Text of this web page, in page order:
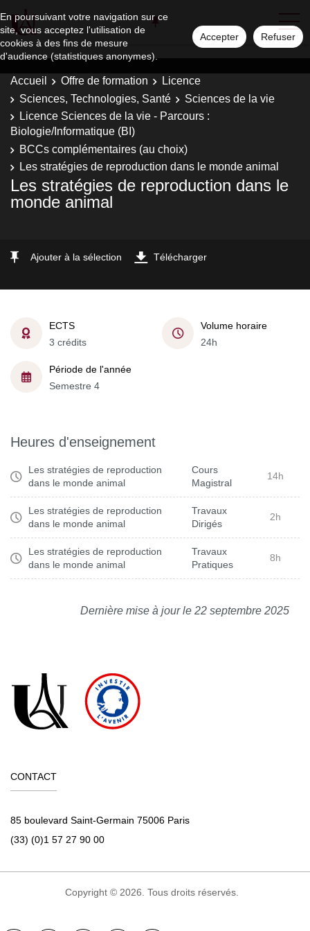
En poursuivant votre navigation sur ce
site, vous acceptez l'utilisation de
cookies à des fins de mesure
d'audience (statistiques anonymes).
Accepter Refuser
Accueil Offre de formation
Licence
Sciences, Technologies, Santé
Sciences de la vie
Licence Sciences de la vie - Parcours :
Biologie/Informatique (BI)
BCCs complémentaires (au choix)
Les stratégies de reproduction dans le monde animal
Les stratégies de reproduction dans le
monde animal
Ajouter à la sélection Télécharger
ECTS
3 crédits
Volume horaire
24h
Période de l'année
Semestre 4
Heures d'enseignement
Les stratégies de reproduction
dans le monde animal
Cours
Magistral
14h
Les stratégies de reproduction
dans le monde animal
Travaux
Dirigés
2h
Les stratégies de reproduction
dans le monde animal
Travaux
Pratiques
8h
Dernière mise à jour le 22 septembre 2025
CONTACT
85 boulevard Saint-Germain 75006 Paris
(33) (0)1 57 27 90 00
Copyright © 2026. Tous droits réservés.